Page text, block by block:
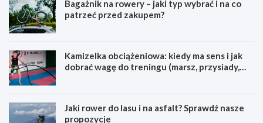
Bagażnik na rowery – jaki typ wybrać i na co
patrzeć przed zakupem?
Kamizelka obciążeniowa: kiedy ma sens i jak
dobrać wagę do treningu (marsz, przysiady,
Jaki rower do lasu i na asfalt? Sprawdź nasze
propozycje